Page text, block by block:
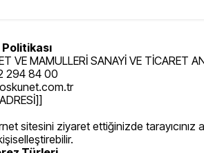
VE MAMULLERİ SANAYİ VE TİCARET
294 84 00
sitesini ziyaret ettiğinizde tarayıcınız